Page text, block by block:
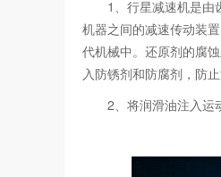
1、行星减速机是由齿
机器之间的减速传动装
代机械中。还原剂的腐
入防锈剂和防腐剂，防止
2、将润滑油注入运动